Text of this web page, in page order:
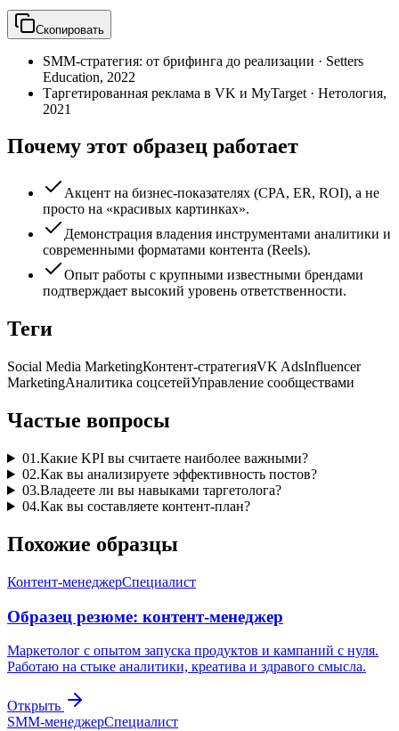
Скопировать
SMM-стратегия: от брифинга до реализации · Setters
Education, 2022
Таргетированная реклама в VK и MyTarget · Нетология,
2021
Почему этот образец работает
Акцент на бизнес-показателях (CPA, ER, ROI), а не
просто на «красивых картинках».
Демонстрация владения инструментами аналитики и
современными форматами контента (Reels).
Опыт работы с крупными известными брендами
подтверждает высокий уровень ответственности.
Теги
Social Media MarketingКонтент-стратегияVK AdsInfluencer
MarketingАналитика соцсетейУправление сообществами
Частые вопросы
01 .Какие KPI вы считаете наиболее важными?
02.Как вы анализируете эффективность постов?
03.Владеете ли вы навыками таргетолога?
04.Как вы составляете контент-план?
Похожие образцы
Контент-менеджерСпециалист
Образец резюме: контент-менеджер
Маркетолог с опытом запуска продуктов и кампаний с нуля.
Работаю на стыке аналитики, креатива и здравого смысла.
Открыть
SMM-менеджерСпециалист